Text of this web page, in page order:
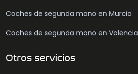
Coches de segunda mano en Murcia
Coches de segunda mano en Valencia
Otros servicios